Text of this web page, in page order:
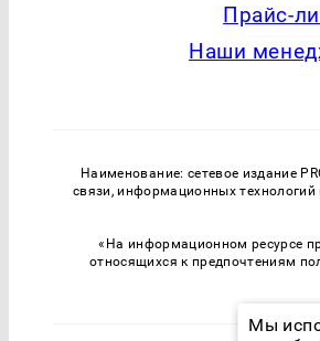
Прайс-
Наши
Наименование: сетевое издание
связи, информационных
«На информационном ресурсе
относящихся к предпочтениям
Мы